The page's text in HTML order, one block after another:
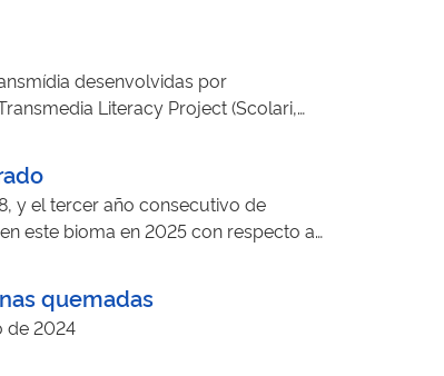
inclusiva e conectada.
desenvolvidas por
Literacy Project (Scolari,
na construção de saberes
contemporânea.
y el tercer año consecutivo de
este bioma en 2025 con respecto a
quemadas
de 2024